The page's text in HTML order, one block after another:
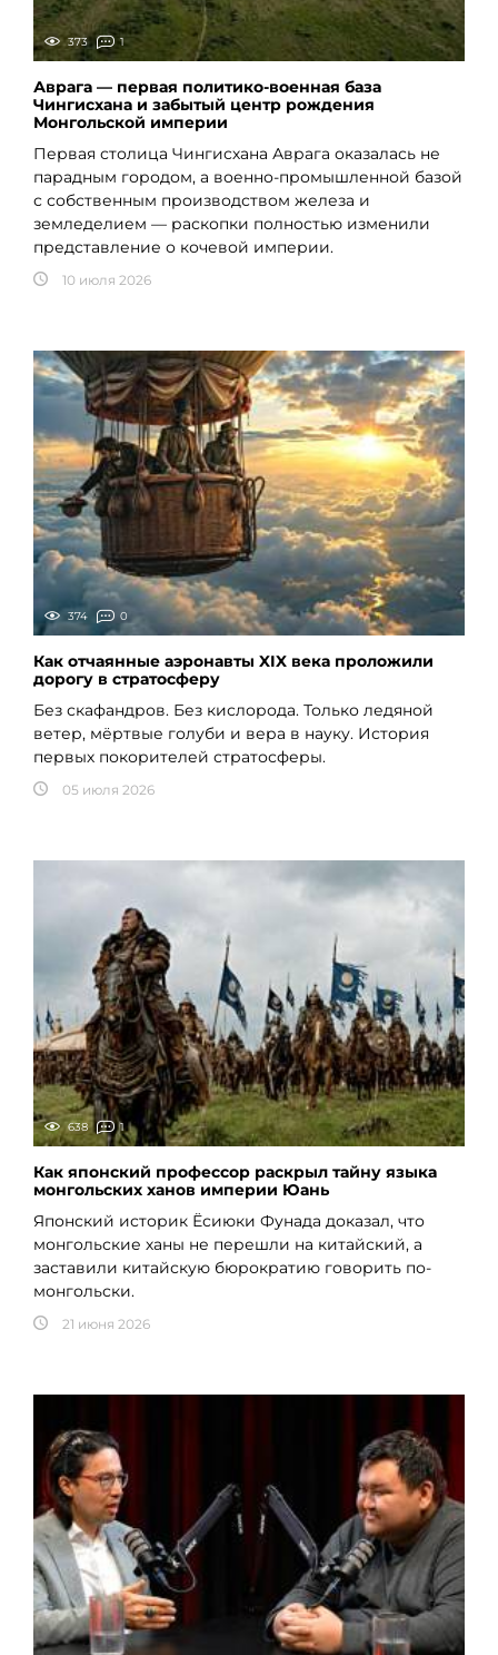
373 1
Аврага — первая политико-военная база
Чингисхана и забытый центр рождения
Монгольской империи
Первая столица Чингисхана Аврага оказалась не
парадным городом, а военно-промышленной базой
с собственным производством железа и
земледелием — раскопки полностью изменили
представление о кочевой империи.
10 июля 2026
374 0
Как отчаянные аэронавты XIX века проложили
дорогу в стратосферу
Без скафандров. Без кислорода. Только ледяной
ветер, мёртвые голуби и вера в науку. История
первых покорителей стратосферы.
05 июля 2026
638 1
Как японский профессор раскрыл тайну языка
монгольских ханов империи Юань
Японский историк Ёсиюки Фунада доказал, что
монгольские ханы не перешли на китайский, а
заставили китайскую бюрократию говорить по-
монгольски.
21 июня 2026